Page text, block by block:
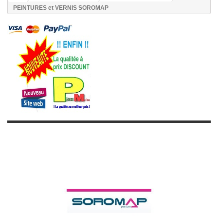
PEINTURES et VERNIS SOROMAP